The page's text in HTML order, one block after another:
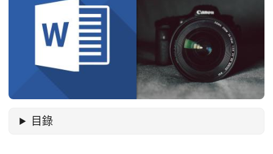
目錄